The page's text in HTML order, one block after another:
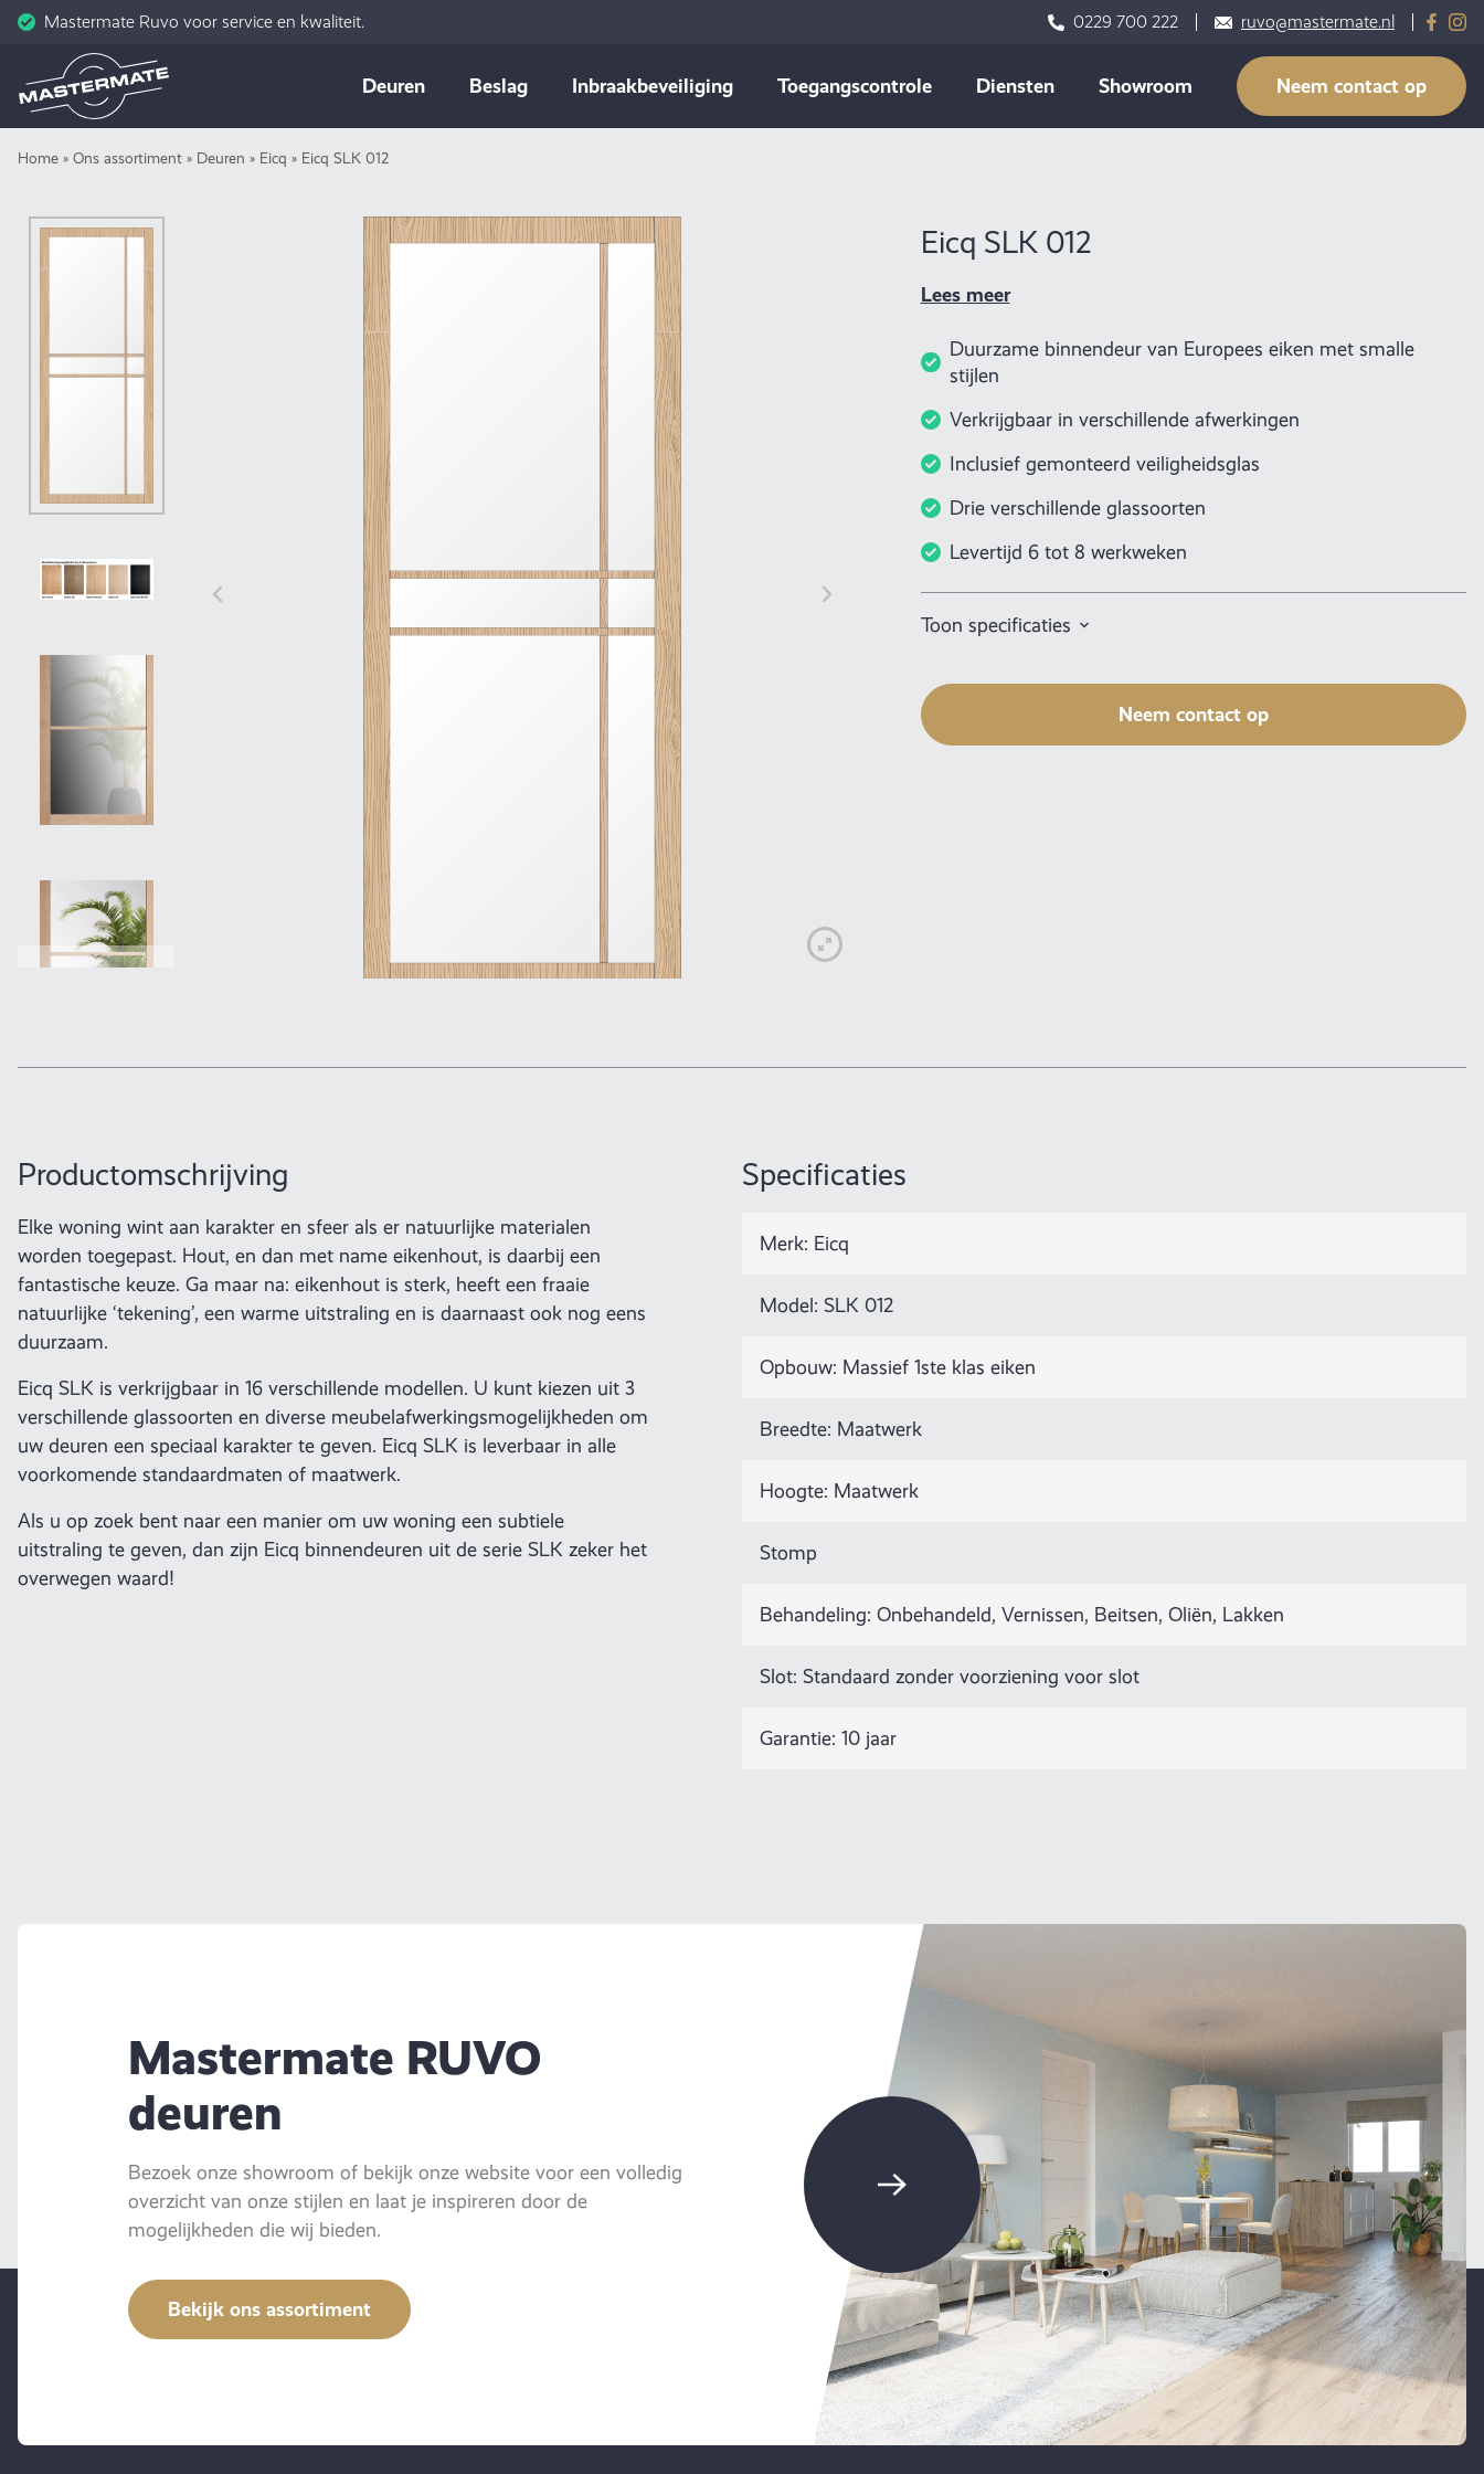
Mastermate Ruvo voor service en kwaliteit. 0229 700 222 ruvo@mastermate.nl
content
Deuren Beslag Inbraakbeveiliging Toegangscontrole Diensten Showroom Neem contact op
Home » Ons assortiment » Deuren » Eicq » Eicq SLK 012
Eicq SLK 012
Lees meer
Duurzame binnendeur van Europees eiken met smalle
stijlen
Verkrijgbaar in verschillende afwerkingen
Inclusief gemonteerd veiligheidsglas
Drie verschillende glassoorten
Levertijd 6 tot 8 werkweken
Toon specificaties
Neem contact op
Productomschrijving
Elke woning wint aan karakter en sfeer als er natuurlijke materialen
worden toegepast. Hout, en dan met name eikenhout, is daarbij een
fantastische keuze. Ga maar na: eikenhout is sterk, heeft een fraaie
natuurlijke ‘tekening’, een warme uitstraling en is daarnaast ook nog eens
duurzaam.
Eicq SLK is verkrijgbaar in 16 verschillende modellen. U kunt kiezen uit 3
verschillende glassoorten en diverse meubelafwerkingsmogelijkheden om
uw deuren een speciaal karakter te geven. Eicq SLK is leverbaar in alle
voorkomende standaardmaten of maatwerk.
Als u op zoek bent naar een manier om uw woning een subtiele
uitstraling te geven, dan zijn Eicq binnendeuren uit de serie SLK zeker het
overwegen waard!
Specificaties
Merk: Eicq
Model: SLK 012
Opbouw: Massief 1ste klas eiken
Breedte: Maatwerk
Hoogte: Maatwerk
Stomp
Behandeling: Onbehandeld, Vernissen, Beitsen, Oliën, Lakken
Slot: Standaard zonder voorziening voor slot
Garantie: 10 jaar
Mastermate RUVO
deuren
Bezoek onze showroom of bekijk onze website voor een volledig
overzicht van onze stijlen en laat je inspireren door de
mogelijkheden die wij bieden.
Bekijk ons assortiment